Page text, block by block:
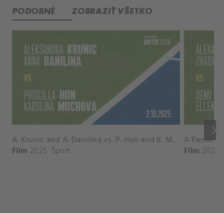
PODOBNÉ ZOBRAZIŤ VŠETKO
keyboard_arrow_right
A. Krunic and A. Danilina vs. P. Hon and K. Muchova Match Highlights - BEIJING_Capital Group Diamond ( October 02, 2025)
Film 2025 Šport Film 2026